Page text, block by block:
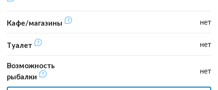
Кафе/магазины нет
Туалет нет
Возможность
рыбалки
нет